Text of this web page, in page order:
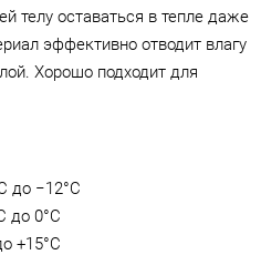
телу оставаться в тепле даже
эффективно отводит влагу
Хорошо подходит для
до −12°C
до 0°C
+15°C